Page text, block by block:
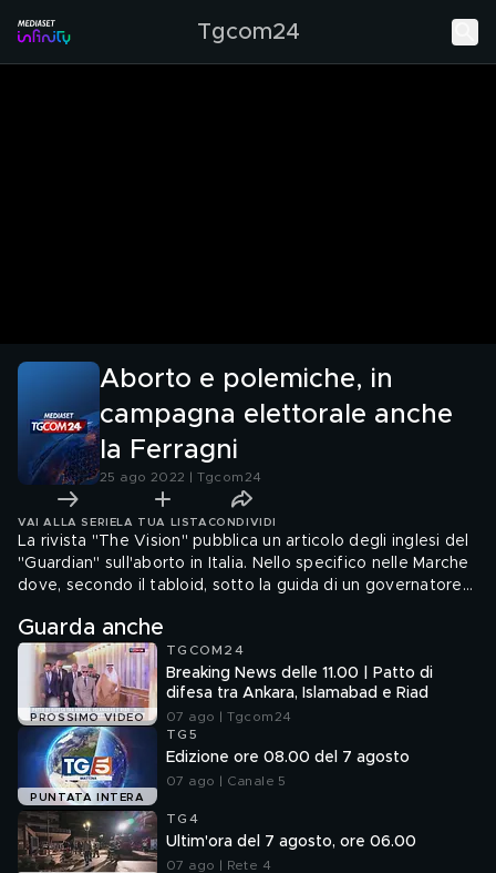
Tgcom24
Aborto e polemiche, in
campagna elettorale anche
la Ferragni
25 ago 2022 | Tgcom24
VAI ALLA SERIE LA TUA LISTA CONDIVIDI
La rivista "The Vision" pubblica un articolo degli inglesi del
"Guardian" sull'aborto in Italia. Nello specifico nelle Marche
dove, secondo il tabloid, sotto la guida di un governatore
in altre amministrazioni locali, sempre governate da Fratelli
d'Italia, verrebbe impedita l'interruzione di gravidanza.
Guarda anche
PROSSIMO VIDEO
TGCOM24
Breaking News delle 11.00 | Patto di
difesa tra Ankara, Islamabad e Riad
07 ago | Tgcom24
PUNTATA INTERA
TG5
Edizione ore 08.00 del 7 agosto
07 ago | Canale 5
TG4
Ultim'ora del 7 agosto, ore 06.00
07 ago | Rete 4